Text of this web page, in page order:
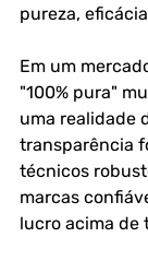
pureza,
Em um
"100% pura"
uma realidade
transparência
técnicos
marcas
lucro acima de